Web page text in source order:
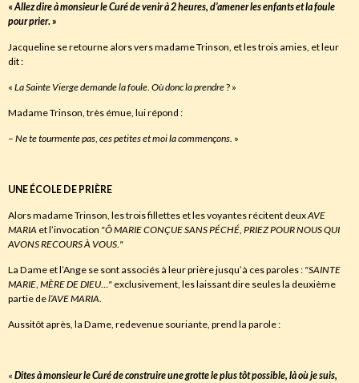
«Allez dire à monsieur le Curé de venir à 2 heures, d’amener les enfants et la foule
pour prier.»
Jacqueline se retourne alors vers madame Trinson, et les trois amies, et leur
dit :
« La Sainte Vierge demande la foule. Où donc la prendre? »
Madame Trinson, très émue, lui répond :
– Ne te tourmente pas, ces petites et moi la commençons. »
UNE ÉCOLE DE PRIÈRE
Alors madame Trinson, les trois fillettes et les voyantes récitent deuxAVE
MARIA et l’invocation "ÔMARIE CONÇUE SANS PÉCHÉ, PRIEZ POUR NOUS QUI
AVONS RECOURS À VOUS."
La Dame et l’Ange se sont associés à leur prière jusqu’à ces paroles : "SAINTE
MARIE, MÈRE DE DIEU…" exclusivement, les laissant dire seules la deuxième
partie del’AVEMARIA.
Aussitôt après, la Dame, redevenue souriante, prend la parole :
« Dites à monsieur le Curé de construire une grotte le plus tôt possible, là où je suis,